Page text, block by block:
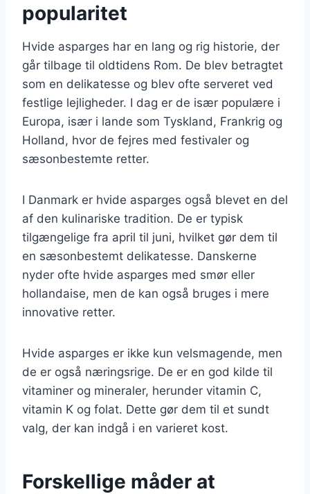
popularitet
Hvide asparges har en lang og rig historie, der
går tilbage til oldtidens Rom. De blev betragtet
som en delikatesse og blev ofte serveret ved
festlige lejligheder. I dag er de især populære i
Europa, især i lande som Tyskland, Frankrig og
Holland, hvor de fejres med festivaler og
sæsonbestemte retter.
I Danmark er hvide asparges også blevet en del
af den kulinariske tradition. De er typisk
tilgængelige fra april til juni, hvilket gør dem til
en sæsonbestemt delikatesse. Danskerne
nyder ofte hvide asparges med smør eller
hollandaise, men de kan også bruges i mere
innovative retter.
Hvide asparges er ikke kun velsmagende, men
de er også næringsrige. De er en god kilde til
vitaminer og mineraler, herunder vitamin C,
vitamin K og folat. Dette gør dem til et sundt
valg, der kan indgå i en varieret kost.
Forskellige måder at